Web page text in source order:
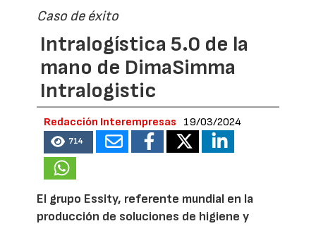
Caso de éxito
Intralogística 5.0 de la
mano de DimaSimma
Intralogistic
Redacción Interempresas 19/03/2024
714
El grupo Essity, referente mundial en la
producción de soluciones de higiene y